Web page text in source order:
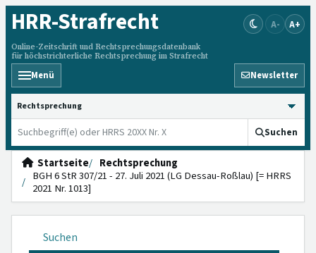
HRR-Strafrecht
Online-Zeitschrift und Rechtsprechungsdatenbank
für höchstrichterliche Rechtsprechung im Strafrecht
A- A+
Menü Newsletter
HRRS durchsuchen
Suchen
Startseite
Rechtsprechung
BGH 6 StR 307/21 - 27. Juli 2021 (LG Dessau-Roßlau) [= HRRS
2021 Nr. 1013]
Suchen